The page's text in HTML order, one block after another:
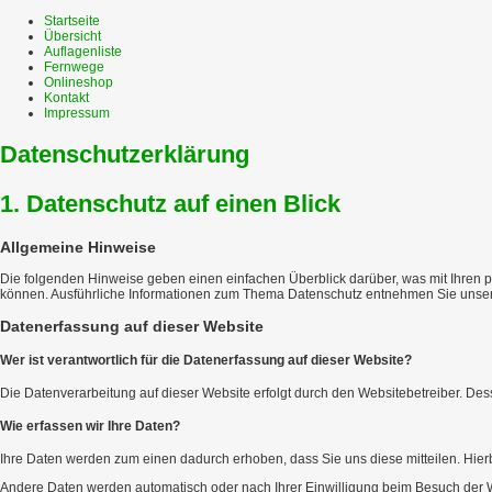
Startseite
Übersicht
Auflagenliste
Fernwege
Onlineshop
Kontakt
Impressum
Datenschutzerklärung
1. Datenschutz auf einen Blick
Allgemeine Hinweise
Die folgenden Hinweise geben einen einfachen Überblick darüber, was mit
können. Ausführliche Informationen zum Thema Datenschutz entnehmen Sie
Datenerfassung auf dieser Website
Wer ist verantwortlich für die Datenerfassung auf dieser Website?
Die Datenverarbeitung auf dieser Website erfolgt durch den Websitebetreiber.
Wie erfassen wir Ihre Daten?
Ihre Daten werden zum einen dadurch erhoben, dass Sie uns diese mitteilen.
Andere Daten werden automatisch oder nach Ihrer Einwilligung beim Besuch der